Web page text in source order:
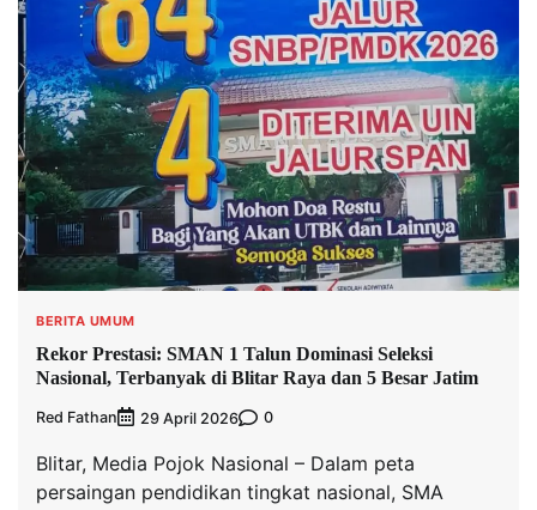
BERITA UMUM
Rekor Prestasi: SMAN 1 Talun Dominasi Seleksi
Nasional, Terbanyak di Blitar Raya dan 5 Besar Jatim
Red Fathan 29 April 2026 0
Blitar, Media Pojok Nasional – Dalam peta
persaingan pendidikan tingkat nasional, SMA